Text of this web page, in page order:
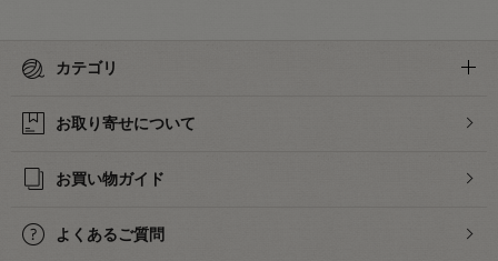
カテゴリ
お取り寄せについて
お買い物ガイド
よくあるご質問